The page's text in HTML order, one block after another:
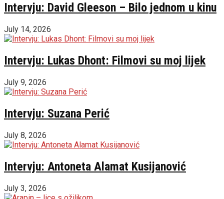
Intervju: David Gleeson – Bilo jednom u kinu
July 14, 2026
Intervju: Lukas Dhont: Filmovi su moj lijek
July 9, 2026
Intervju: Suzana Perić
July 8, 2026
Intervju: Antoneta Alamat Kusijanović
July 3, 2026